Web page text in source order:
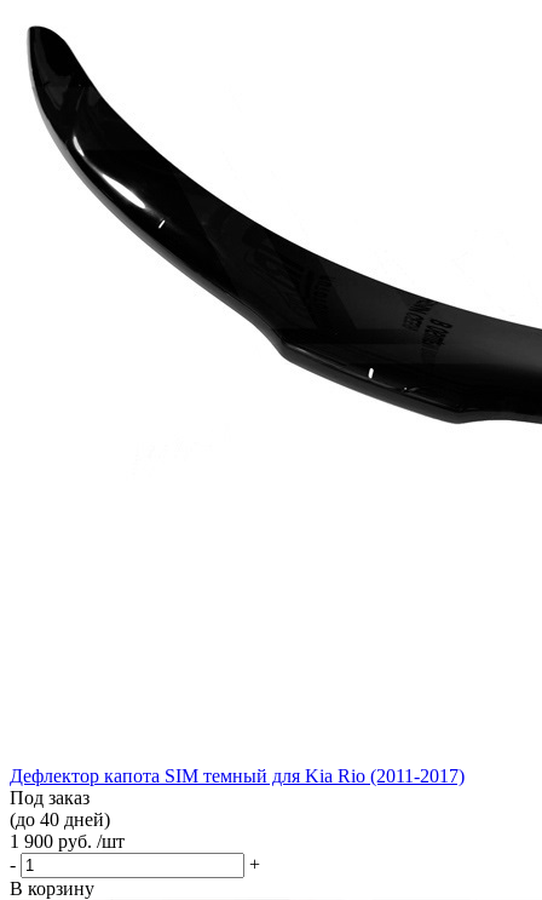
Дефлектор капота SIM темный для Kia Rio (2011-2017)
Под заказ
(до 40 дней)
1 900 руб. /шт
-
+
В корзину